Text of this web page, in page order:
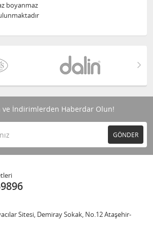
boyanmaz
ve İndirimlerden Haberdar Olun!
GÖNDER
Sitesi, Demiray Sokak, No.12 Ataşehir-